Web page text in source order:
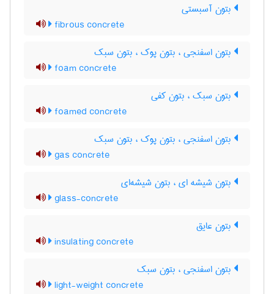
بتون آسبستی
fibrous concrete
بتون اسفنجی ، بتون پوک ، بتون سبک
foam concrete
بتون سبک ، بتون کفی
foamed concrete
بتون اسفنجی ، بتون پوک ، بتون سبک
gas concrete
بتون شیشه ای ، بتون شیشه‌ای
glass-concrete
بتون عایق
insulating concrete
بتون اسفنجی ، بتون سبک
light-weight concrete